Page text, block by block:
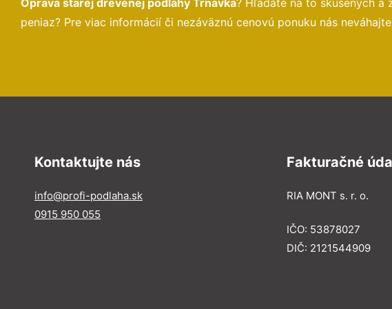
peniaz? Pre viac informácií či nezáväznú cenovú ponuku nás
Kontaktujte nás
info@profi-podlaha.sk
0915 950 055
Fakturačné
RIA MONT s. r. o.
IČO: 53878027
DIČ: 2121544909